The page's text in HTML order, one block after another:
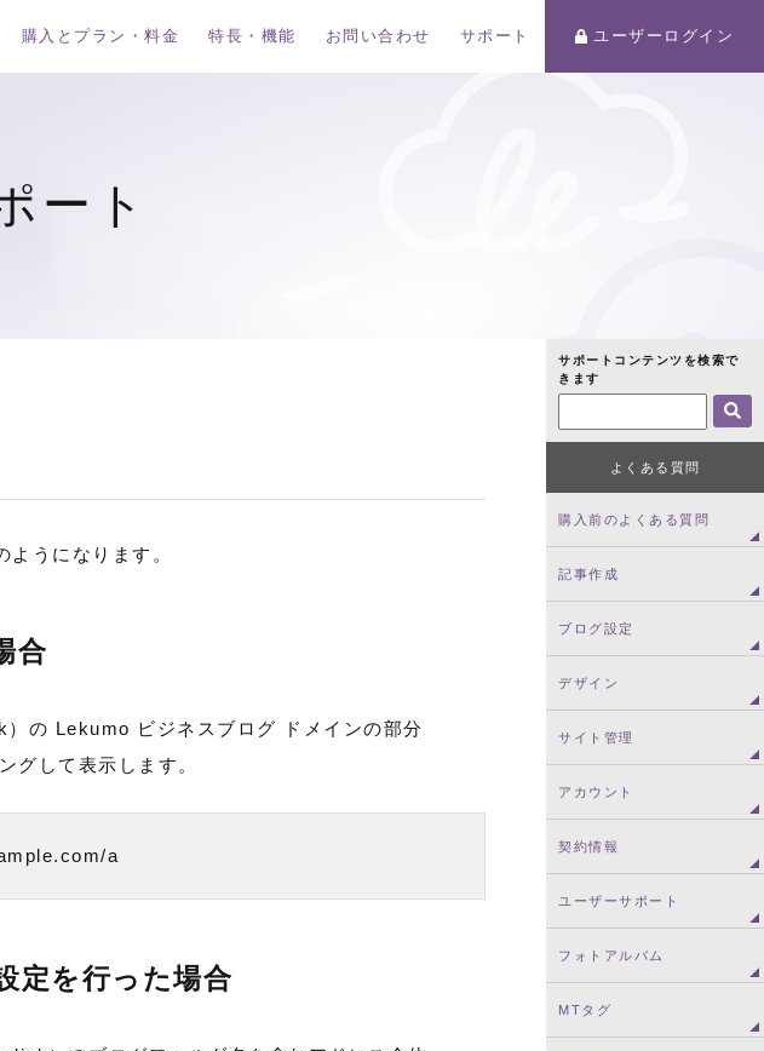
購入とプラン・料金 特長・機能 お問い合わせ サポート ユーザーログイン
ート
うになります。
合
の Lekumo ビジネスブログ ドメインの部分
して表示します。
a
定を行った場合
サポートコンテンツを検索で
きます
よくある質問
購入前のよくある質問
記事作成
ブログ設定
デザイン
サイト管理
アカウント
契約情報
ユーザーサポート
フォトアルバム
MTタグ